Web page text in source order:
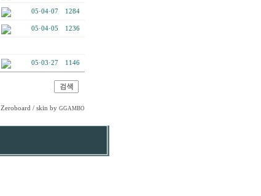
05·04·07 1284
05·04·05 1236
05·03·27 1146
Zeroboard / skin by GGAMBO